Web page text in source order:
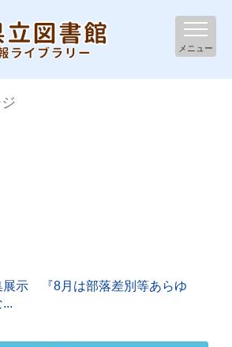
メニュー
示 『8月は部落差別等あらゆ